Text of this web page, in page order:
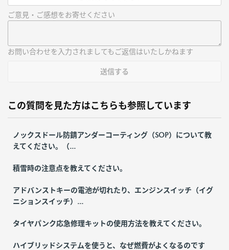
ご意見・ご感想をお寄せください
お問い合わせを入力されましてもご返信はいたしかねます
送信する
この質問を見た方はこちらも参照しています
ノックスドール防錆アンダーコーティング（SOP）について教
えてください。（...
積雪時の注意点を教えてください。
アドバンストキーの電池が切れたり、エンジンスイッチ（イグ
ニションスイッチ）...
タイヤパンク応急修理キットの使用方法を教えてください。
ハイブリッドシステムを使うと、なぜ燃費がよくなるのです